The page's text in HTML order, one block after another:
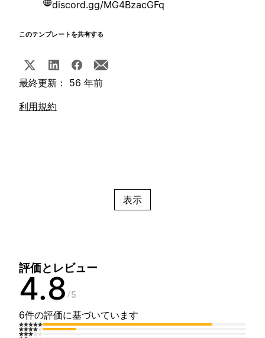
discord.gg/MG4BzacGFq
このテンプレートを共有する
最終更新： 56 年前
利用規約
表示
評価とレビュー
4.8 5
6件の評価に基づいています